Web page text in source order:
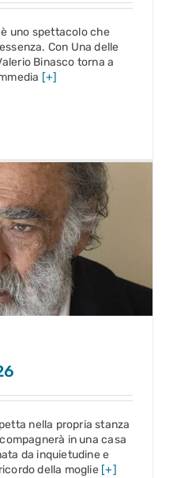
uno spettacolo che
Con Una delle
Binasco torna a
[+]
lune
2026
nella propria stanza
in una casa
da inquietudine e
della moglie [+]